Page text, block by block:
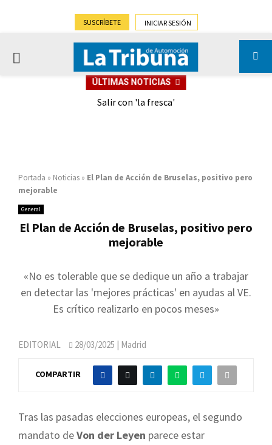
SUSCRÍBETE INICIAR SESIÓN
PRIMARY
ÚLTIMAS NOTICIAS
Salir con 'la fresca'
Portada » Noticias » El Plan de Acción de Bruselas, positivo pero
mejorable
General
El Plan de Acción de Bruselas, positivo pero
mejorable
«No es tolerable que se dedique un año a trabajar
en detectar las 'mejores prácticas' en ayudas al VE.
Es crítico realizarlo en pocos meses»
EDITORIAL 28/03/2025 | Madrid
COMPARTIR
Tras las pasadas elecciones europeas, el segundo
mandato deVon der Leyen parece estar